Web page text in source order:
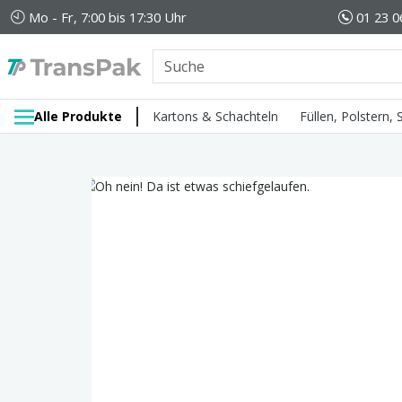
Mo - Fr, 7:00 bis 17:30 Uhr 01 23
Alle Produkte Kartons & Schachteln Füllen, Polstern,